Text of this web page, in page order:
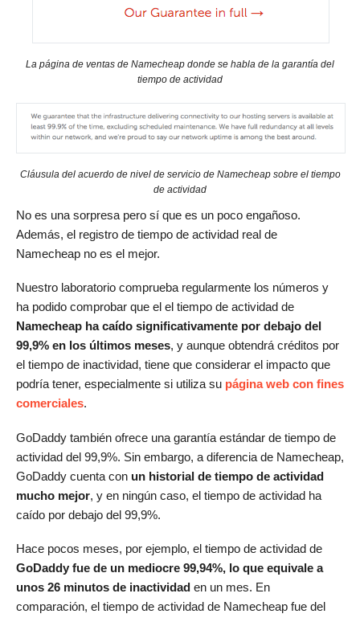
La página de ventas de Namecheap donde se habla de la garantía del
tiempo de actividad
Cláusula del acuerdo de nivel de servicio de Namecheap sobre el tiempo
de actividad
No es una sorpresa pero sí que es un poco engañoso.
Además, el registro de tiempo de actividad real de
Namecheap no es el mejor.
Nuestro laboratorio comprueba regularmente los números y
ha podido comprobar que el el tiempo de actividad de
Namecheap ha caído significativamente por debajo del
99,9% en los últimos meses, y aunque obtendrá créditos por
el tiempo de inactividad, tiene que considerar el impacto que
podría tener, especialmente si utiliza su página web con fines
comerciales.
GoDaddy también ofrece una garantía estándar de tiempo de
actividad del 99,9%. Sin embargo, a diferencia de Namecheap,
GoDaddy cuenta con un historial de tiempo de actividad
mucho mejor, y en ningún caso, el tiempo de actividad ha
caído por debajo del 99,9%.
Hace pocos meses, por ejemplo, el tiempo de actividad de
GoDaddy fue de un mediocre 99,94%, lo que equivale a
unos 26 minutos de inactividad en un mes. En
comparación, el tiempo de actividad de Namecheap fue del